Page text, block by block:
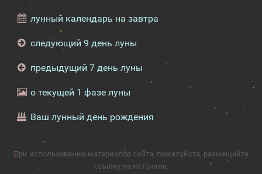
лунный календарь на завтра
следующий 9 день луны
предыдущий 7 день луны
о текущей 1 фазе луны
Ваш лунный день рождения
При использовании материалов сайта, пожалуйста, размещайте
ссылку на источник.